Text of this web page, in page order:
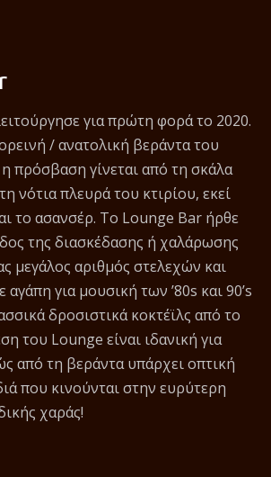
για πρώτη φορά το 2020.
/ ανατολική βεράντα του
η πρόσβαση γίνεται από τη σκάλα
νότια πλευρά του κτιρίου, εκεί
το ασανσέρ. Το Lounge Bar ήρθε
της διασκέδασης ή χαλάρωσης
μεγάλος αριθμός στελεχών και
για μουσική των ’80s και 90’s
δροσιστικά κοκτέϊλς από το
του Lounge είναι ιδανική για
από τη βεράντα υπάρχει οπτική
που κινούνται στην ευρύτερη
χαράς!